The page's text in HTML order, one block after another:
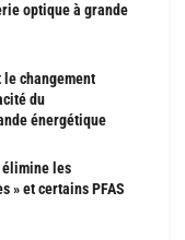
optique à grande
le changement
du
énergétique
élimine les
» et certains PFAS